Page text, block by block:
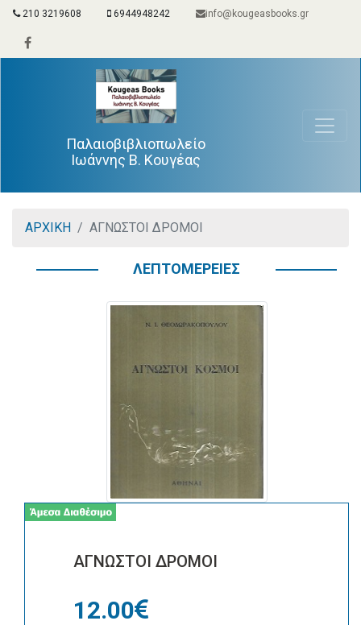
210 3219608 6944948242 info@kougeasbooks.gr
Παλαιοβιβλιοπωλείο
Ιωάννης Β. Κουγέας
ΑΡΧΙΚΗ ΑΓΝΩΣΤΟΙ ΔΡΟΜΟΙ
ΛΕΠΤΟΜΕΡΕΙΕΣ
ΑΓΝΩΣΤΟΙ ΔΡΟΜΟΙ
12.00